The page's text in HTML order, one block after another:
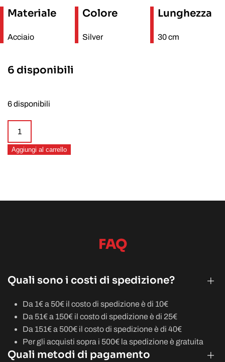
Materiale
Acciaio
Colore
Silver
Lunghezza
30 cm
6 disponibili
6 disponibili
silver
Aggiungi al carrello
FAQ
Quali sono i costi di spedizione?
Da 1€ a 50€ il costo di spedizione è di 10€
Da 51€ a 150€ il costo di spedizione è di 25€
Da 151€ a 500€ il costo di spedizione è di 40€
Per gli acquisti sopra i 500€ la spedizione è gratuita
Quali metodi di pagamento